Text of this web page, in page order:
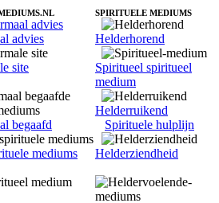
advies
site
begaafd
mediums
SPIRITUELE MEDIUMS
Helderhorend
Spiritueel spiritueel
medium
Helderruikend
Spirituele hulplijn
Helderziendheid